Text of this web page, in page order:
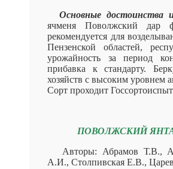
Основные достоинства
ячменя Поволжский дар
рекомендуется для
Пензенской областей,
урожайность за период
прибавка к стандарту.
хозяйств с высоким уровнем
Сорт проходит
ПОВОЛЖСКИЙ
Авторы: Абрамов Т.В.,
А.И., Столпивская Е.В.,